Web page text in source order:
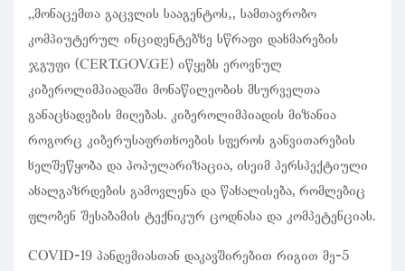
„მონაცემთა გაცვლის სააგენტოს“ სამთავრობო
კომპიუტერულ ინციდენტებზე სწრაფი დახმარების
ჯგუფი (CERT.GOV.GE) იწყებს ეროვნულ
კიბეროლიმპიადაში მონაწილეობის მსურველთა
განაცხადების მიღებას. კიბეროლიმპიადის მიზანია
როგორც კიბერუსაფრთხოების სფეროს განვითარების
ხელშეწყობა და პოპულარიზაცია, ისეიმ პერსპექტიული
ახალგაზრდების გამოვლენა და წახალისება, რომლებიც
ფლობენ შესაბამის ტექნიკურ ცოდნასა და კომპეტენციას.
COVID-19 პანდემიასთან დაკავშირებით რიგით მე-5